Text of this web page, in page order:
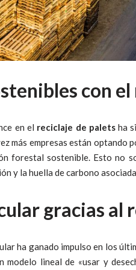
con
en el reciclaje de paletsha
más empresas están
forestal sostenible. Esto no
y la huella de carbono
gracias al
ha ganado impulso en los
modelo lineal de «usar y